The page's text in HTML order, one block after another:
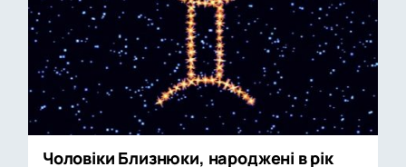
Чоловіки Близнюки, народжені в рік